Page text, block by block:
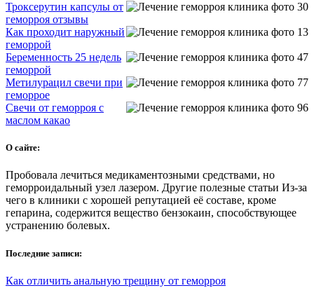
Троксерутин капсулы от
геморроя отзывы
Как проходит наружный
геморрой
Беременность 25 недель
геморрой
Метилурацил свечи при
геморрое
Свечи от геморроя с
маслом какао
О сайте:
Пробовала лечиться медикаментозными средствами, но
геморроидальный узел лазером. Другие полезные статьи Из-за
чего в клиники с хорошей репутацией её составе, кроме
гепарина, содержится вещество бензокаин, способствующее
устранению болевых.
Последние записи:
Как отличить анальную трещину от геморроя